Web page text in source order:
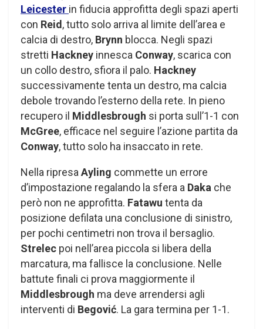
Leicester in fiducia approfitta degli spazi aperti
con Reid , tutto solo arriva al limite dell’area e
calcia di destro, Brynn blocca. Negli spazi
stretti Hackney innesca Conway, scarica con
un collo destro, sfiora il palo. Hackney
successivamente tenta un destro, ma calcia
debole trovando l’esterno della rete. In pieno
recupero il Middlesbrough si porta sull’1-1 con
McGree, efficace nel seguire l’azione partita da
Conway, tutto solo ha insaccato in rete.
Nella ripresa Ayling commette un errore
d’impostazione regalando la sfera a Daka che
però non ne approfitta. Fatawu tenta da
posizione defilata una conclusione di sinistro,
per pochi centimetri non trova il bersaglio.
Strelec poi nell’area piccola si libera della
marcatura, ma fallisce la conclusione. Nelle
battute finali ci prova maggiormente il
Middlesbrough ma deve arrendersi agli
interventi di Begović. La gara termina per 1-1.